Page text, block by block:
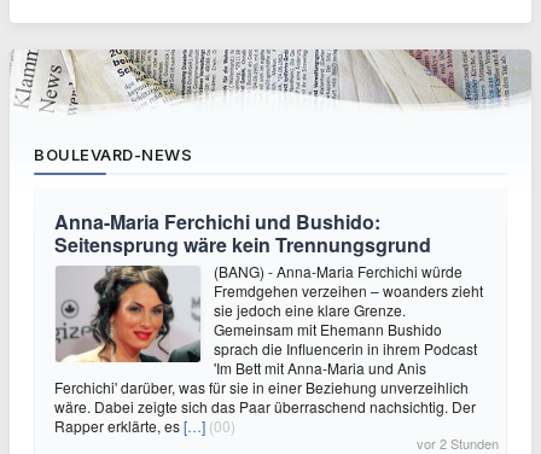
BOULEVARD-NEWS
Anna-Maria Ferchichi und Bushido:
Seitensprung wäre kein Trennungsgrund
(BANG) - Anna-Maria Ferchichi würde
Fremdgehen verzeihen – woanders zieht
sie jedoch eine klare Grenze.
Gemeinsam mit Ehemann Bushido
sprach die Influencerin in ihrem Podcast
'Im Bett mit Anna-Maria und Anis
Ferchichi' darüber, was für sie in einer Beziehung unverzeihlich
wäre. Dabei zeigte sich das Paar überraschend nachsichtig. Der
Rapper erklärte, es[…] (00)
vor 2 Stunden